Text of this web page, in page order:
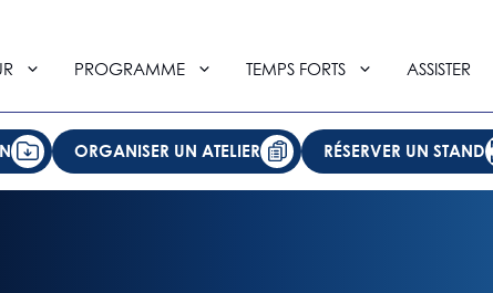
PROGRAMME TEMPS FORTS ASSISTER
ORGANISER UN ATELIER RÉSERVER UN STAND